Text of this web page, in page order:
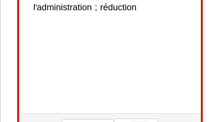
l'administration ; réduction